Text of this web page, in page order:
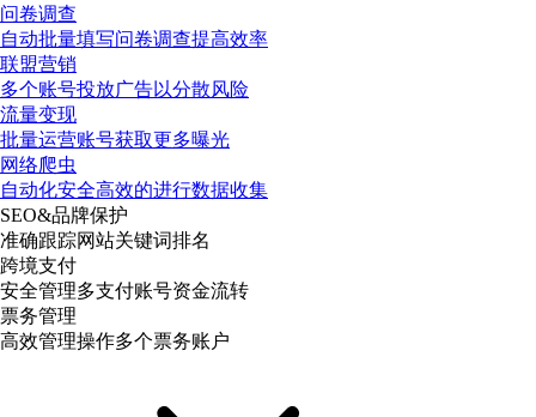
问卷调查
自动批量填写问卷调查提高效率
联盟营销
多个账号投放广告以分散风险
流量变现
批量运营账号获取更多曝光
网络爬虫
自动化安全高效的进行数据收集
SEO&品牌保护
准确跟踪网站关键词排名
跨境支付
安全管理多支付账号资金流转
票务管理
高效管理操作多个票务账户